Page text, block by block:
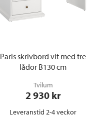
Paris skrivbord vit med tre
lådor B130 cm
Tvilum
2 930 kr
Leveranstid 2-4 veckor